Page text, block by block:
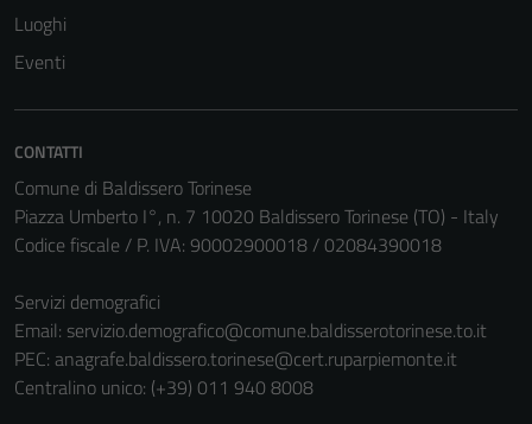
Luoghi
Eventi
CONTATTI
Comune di Baldissero Torinese
Piazza Umberto I°, n. 7 10020 Baldissero Torinese (TO) - Italy
Codice fiscale / P. IVA: 90002900018 / 02084390018
Servizi demografici
Email: servizio.demografico@comune.baldisserotorinese.to.it
PEC: anagrafe.baldissero.torinese@cert.ruparpiemonte.it
Centralino unico: (+39) 011 940 8008
Tecnici
sono necessari
per il
funzionamento
del sito e non